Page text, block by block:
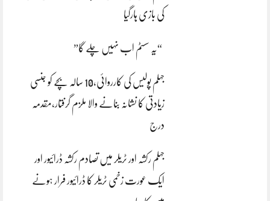
کی بازی ہارگیا
“یہ سسٹم اب نہیں چلے گا”
جہلم پولیس کی کارروائی،10 سالہ بچے کو جنسی
زیادتی کا نشانہ بنانے والا ملزم گرفتار،مقدمہ
درج
جہلم رکشہ اور ٹریلر میں تصادم رکشہ ڈرائیور اور
ایک عورت زخمی ٹریلر کا ڈرائیور فرار ہونے